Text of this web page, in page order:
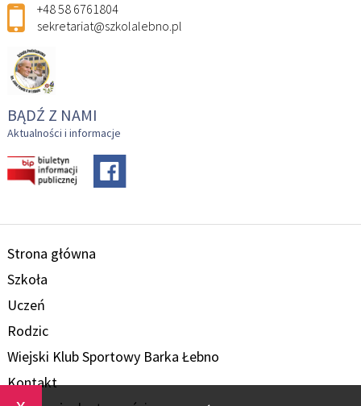
+48 58 6761804
sekretariat@szkolalebno.pl
BĄDŹ Z NAMI
Aktualności i informacje
Strona główna
Szkoła
Uczeń
Rodzic
Wiejski Klub Sportowy Barka Łebno
Kontakt